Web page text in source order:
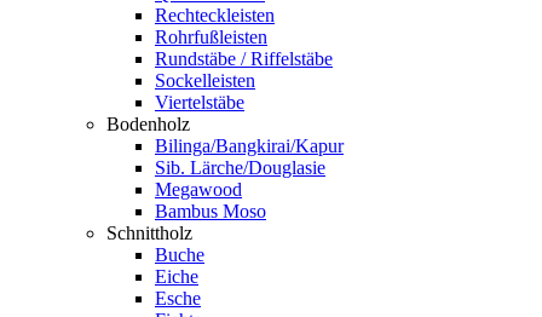
Rechteckleisten
Rohrfußleisten
Rundstäbe / Riffelstäbe
Sockelleisten
Viertelstäbe
Bodenholz
Bilinga/Bangkirai/Kapur
Sib. Lärche/Douglasie
Megawood
Bambus Moso
Schnittholz
Buche
Eiche
Esche